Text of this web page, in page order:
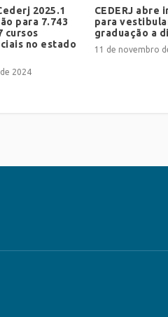
2025.1
para 7.743
cursos
no estado
2024
CEDERJ abre
para
graduação a
11 de novembro